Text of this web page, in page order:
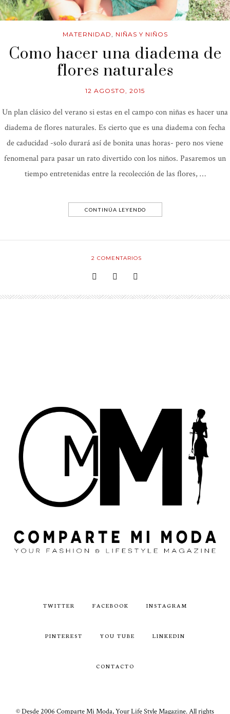
MATERNIDAD NIÑAS Y NIÑOS
Como hacer una diadema de
flores naturales
12 AGOSTO, 2015
Un plan clásico del verano si estas en el campo con niñas es hacer una
diadema de flores naturales. Es cierto que es una diadema con fecha
de caducidad -solo durará así de bonita unas horas- pero nos viene
fenomenal para pasar un rato divertido con los niños. Pasaremos un
tiempo entretenidas entre la recolección de las flores, …
CONTINÚA LEYENDO
2 COMENTARIOS
TWITTER FACEBOOK INSTAGRAM
PINTEREST YOU TUBE LINKEDIN
CONTACTO
© Desde 2006 Comparte Mi Moda, Your Life Style Magazine. All rights